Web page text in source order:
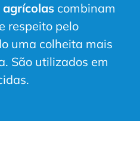
agrícolas combinam
respeito pelo
uma colheita mais
São utilizados em